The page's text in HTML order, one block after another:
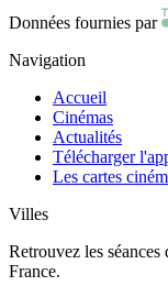
Données fournies par
Navigation
Accueil
Cinémas
Actualités
Télécharger
Les cartes
Villes
Retrouvez les
France.